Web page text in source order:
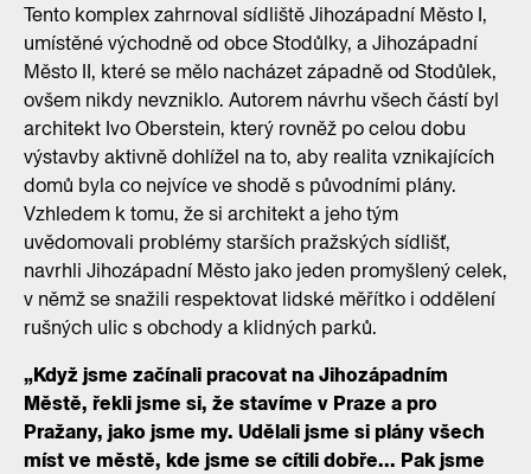
Tento komplex zahrnoval sídliště Jihozápadní Město I,
umístěné východně od obce Stodůlky, a Jihozápadní
Město II, které se mělo nacházet západně od Stodůlek,
ovšem nikdy nevzniklo. Autorem návrhu všech částí byl
architekt Ivo Oberstein, který rovněž po celou dobu
výstavby aktivně dohlížel na to, aby realita vznikajících
domů byla co nejvíce ve shodě s původními plány.
Vzhledem k tomu, že si architekt a jeho tým
uvědomovali problémy starších pražských sídlišť,
navrhli Jihozápadní Město jako jeden promyšlený celek,
v němž se snažili respektovat lidské měřítko i oddělení
rušných ulic s obchody a klidných parků.
„Když jsme začínali pracovat na Jihozápadním
Městě, řekli jsme si, že stavíme v Praze a pro
Pražany, jako jsme my. Udělali jsme si plány všech
míst ve městě, kde jsme se cítili dobře... Pak jsme